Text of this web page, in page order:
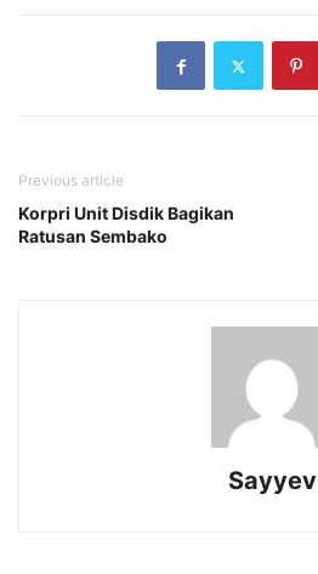
Previous article
Korpri Unit Disdik Bagikan
Ratusan Sembako
Sayyev